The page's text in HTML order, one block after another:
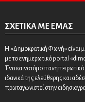
ΣΧΕΤΙΚΆ ΜΕ ΕΜΆΣ
Η «Δημοκρατική Φωνή» είναι
με το ενημερωτικό portal
Ένα καινοτόμο πανηπειρωτικό
ιδανικά της ελεύθερης και
πρωταγωνιστεί στην